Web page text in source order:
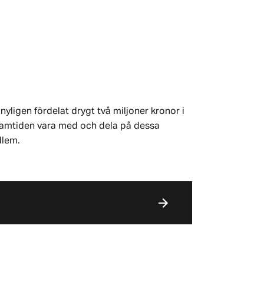
fördelat drygt två miljoner kronor i
vara med och dela på dessa